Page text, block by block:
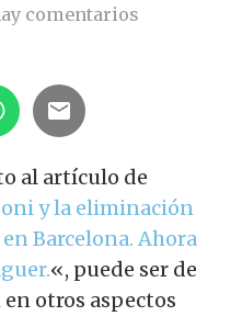
comentarios
al artículo de
y la eliminación
Barcelona. Ahora
«, puede ser de
otros aspectos